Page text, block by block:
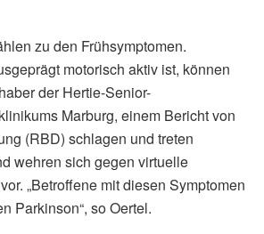
zu den Frühsymptomen.
motorisch aktiv ist, können
der Hertie-Senior-
Marburg, einem Bericht von
(RBD) schlagen und treten
wehren sich gegen virtuelle
„Betroffene mit diesen Symptomen
Parkinson“, so Oertel.